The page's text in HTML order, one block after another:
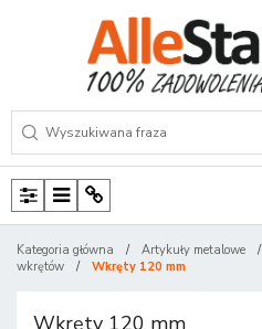
P
n
M
n
P
n
l
Kategoria główna / Artykuły metalowe /
wkrętów
/ Wkręty 120 mm
Wkręty 120 mm